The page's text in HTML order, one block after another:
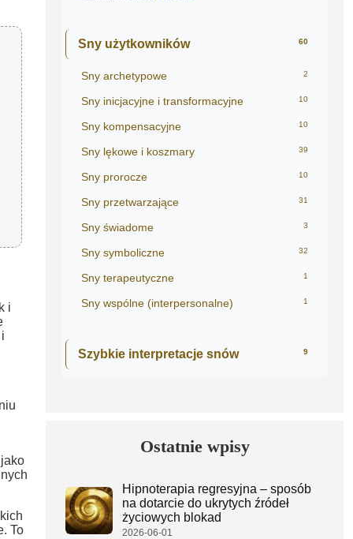
i
To
Sny użytkowników 60
Sny archetypowe 2
Sny inicjacyjne i transformacyjne 10
Sny kompensacyjne 10
Sny lękowe i koszmary 39
Sny prorocze 10
Sny przetwarzające 31
Sny świadome 3
Sny symboliczne 32
Sny terapeutyczne 1
Sny wspólne (interpersonalne) 1
Szybkie interpretacje snów 9
Ostatnie wpisy
Hipnoterapia regresyjna – sposób
na dotarcie do ukrytych źródeł
życiowych blokad
2026-06-01